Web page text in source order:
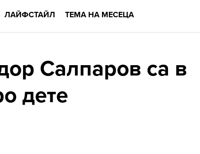
ЛАЙФСТАЙЛ ТЕМА НА МЕСЕЦА
Салпаров са в
дете